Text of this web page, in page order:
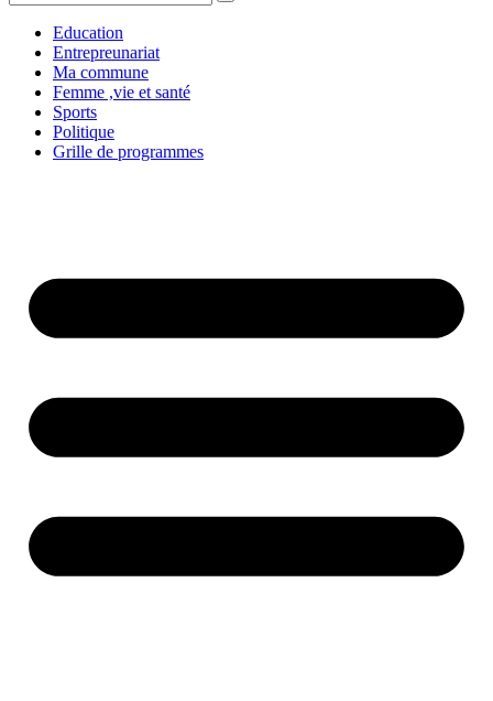
Education
Entrepreunariat
Ma commune
Femme ,vie et santé
Sports
Politique
Grille de programmes